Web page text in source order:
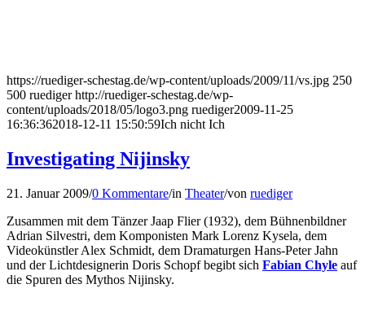
https://ruediger-schestag.de/wp-content/uploads/2009/11/vs.jpg 250
500 ruediger http://ruediger-schestag.de/wp-
content/uploads/2018/05/logo3.png ruediger2009-11-25
16:36:362018-12-11 15:50:59Ich nicht Ich
Investigating Nijinsky
21. Januar 2009/0 Kommentare/in Theater/von ruediger
Zusammen mit dem Tänzer Jaap Flier (1932), dem Bühnenbildner
Adrian Silvestri, dem Komponisten Mark Lorenz Kysela, dem
Videokünstler Alex Schmidt, dem Dramaturgen Hans-Peter Jahn
und der Lichtdesignerin Doris Schopf begibt sich Fabian Chyle auf
die Spuren des Mythos Nijinsky.